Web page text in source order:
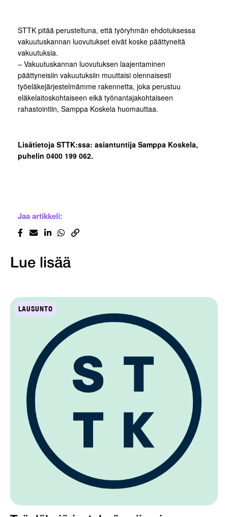
STTK pitää perusteltuna, että työryhmän ehdotuksessa
vakuutuskannan luovutukset eivät koske päättyneitä
vakuutuksia.
– Vakuutuskannan luovutuksen laajentaminen
päättyneisiin vakuutuksiin muuttaisi olennaisesti
työeläkejärjestelmämme rakennetta, joka perustuu
eläkelaitoskohtaiseen eikä työnantajakohtaiseen
rahastointiin, Samppa Koskela huomauttaa.
Lisätietoja STTK:ssa: asiantuntija Samppa Koskela,
puhelin 0400 199 062.
Jaa artikkeli:
Lue lisää
LAUSUNTO